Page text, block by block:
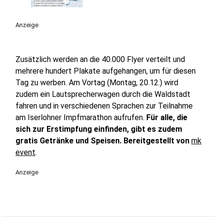
Anzeige
Zusätzlich werden an die 40.000 Flyer verteilt und
mehrere hundert Plakate aufgehangen, um für diesen
Tag zu werben. Am Vortag (Montag, 20.12.) wird
zudem ein Lautsprecherwagen durch die Waldstadt
fahren und in verschiedenen Sprachen zur Teilnahme
am Iserlohner Impfmarathon aufrufen. Für alle, die
sich zur Erstimpfung einfinden, gibt es zudem
gratis Getränke und Speisen. Bereitgestellt von mk
event.
Anzeige